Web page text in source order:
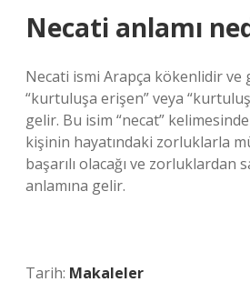
Necati anlamı
Necati ismi Arapça kökenlidir ve
“kurtuluşa erişen” veya
gelir. Bu isim “necat”
kişinin hayatındaki zorluklarla
başarılı olacağı ve zorluklardan
anlamına gelir.
Tarih: Makaleler